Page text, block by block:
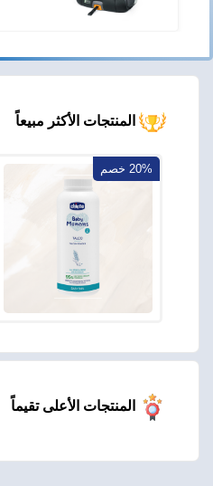
المنتجات الأكثر مبيعاً
20% خصم
المنتجات الأعلى تقيماً